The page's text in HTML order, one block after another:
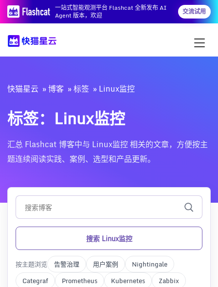
一站式智能观测平台 Flashcat 全新发布 AI
Agent 版本，欢迎
交流试用
快猫星云 博客 标签 Linux监控
标签：Linux监控
汇总 Flashcat 博客中与 Linux监控 相关的文章，方便按主
题连续阅读实践、案例、选型和产品更新。
搜索 Linux监控
按主题浏览 告警治理 用户案例
Nightingale
Categraf
Prometheus Kubernetes Zabbix